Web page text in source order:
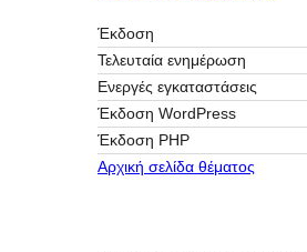
Έκδοση
Τελευταία ενημέρωση
Ενεργές εγκαταστάσεις
Έκδοση WordPress
Έκδοση ΡΗΡ
Αρχική σελίδα θέματος